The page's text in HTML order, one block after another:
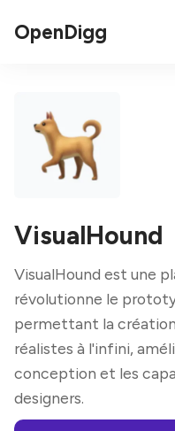
OpenDigg
VisualHound
VisualHound est une
révolutionne le
permettant la
réalistes à l'infini,
conception et les
designers.